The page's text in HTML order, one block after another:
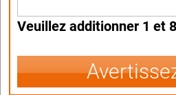
Veuillez additionner 1 et